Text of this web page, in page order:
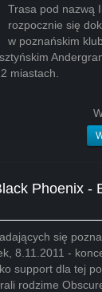
Trasa pod nazwą
rozpocznie się
w poznańskim
miastach.
Phoenix -
się
8.11.2011 -
support dla tej
rodzime